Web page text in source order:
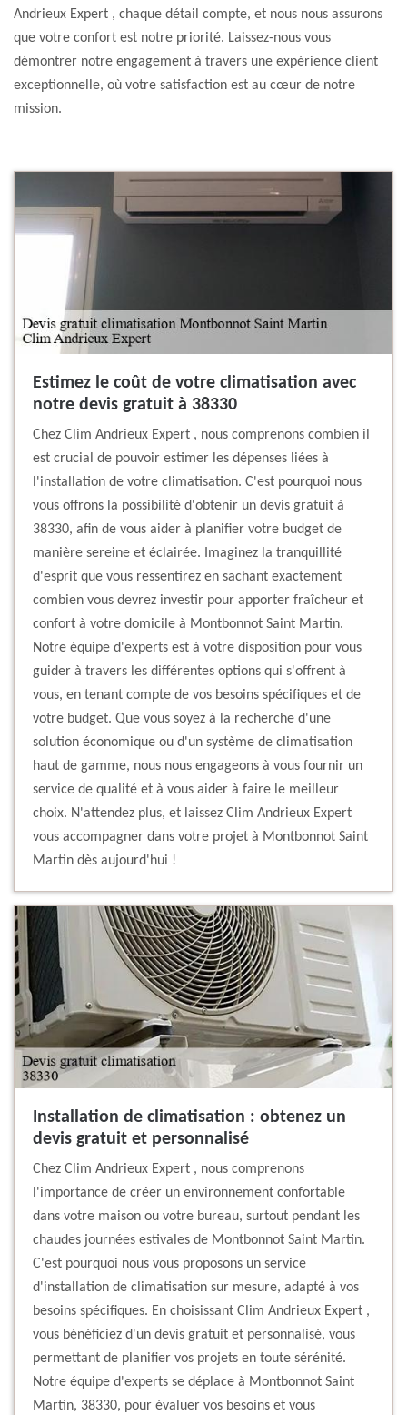
Andrieux Expert , chaque détail compte, et nous nous assurons
que votre confort est notre priorité. Laissez-nous vous
démontrer notre engagement à travers une expérience client
exceptionnelle, où votre satisfaction est au cœur de notre
mission.
Estimez le coût de votre climatisation avec
notre devis gratuit à 38330
Chez Clim Andrieux Expert , nous comprenons combien il
est crucial de pouvoir estimer les dépenses liées à
l'installation de votre climatisation. C'est pourquoi nous
vous offrons la possibilité d'obtenir un devis gratuit à
38330, afin de vous aider à planifier votre budget de
manière sereine et éclairée. Imaginez la tranquillité
d'esprit que vous ressentirez en sachant exactement
combien vous devrez investir pour apporter fraîcheur et
confort à votre domicile à Montbonnot Saint Martin.
Notre équipe d'experts est à votre disposition pour vous
guider à travers les différentes options qui s'offrent à
vous, en tenant compte de vos besoins spécifiques et de
votre budget. Que vous soyez à la recherche d'une
solution économique ou d'un système de climatisation
haut de gamme, nous nous engageons à vous fournir un
service de qualité et à vous aider à faire le meilleur
choix. N'attendez plus, et laissez Clim Andrieux Expert
vous accompagner dans votre projet à Montbonnot Saint
Martin dès aujourd'hui !
Installation de climatisation : obtenez un
devis gratuit et personnalisé
Chez Clim Andrieux Expert , nous comprenons
l'importance de créer un environnement confortable
dans votre maison ou votre bureau, surtout pendant les
chaudes journées estivales de Montbonnot Saint Martin.
C'est pourquoi nous vous proposons un service
d'installation de climatisation sur mesure, adapté à vos
besoins spécifiques. En choisissant Clim Andrieux Expert ,
vous bénéficiez d'un devis gratuit et personnalisé, vous
permettant de planifier vos projets en toute sérénité.
Notre équipe d'experts se déplace à Montbonnot Saint
Martin, 38330, pour évaluer vos besoins et vous